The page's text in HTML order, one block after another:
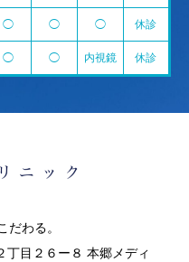
◯ ◯ ◯
休診
◯ ◯ 内視鏡 休診
だわる。
目２６ー８ 本郷メディ